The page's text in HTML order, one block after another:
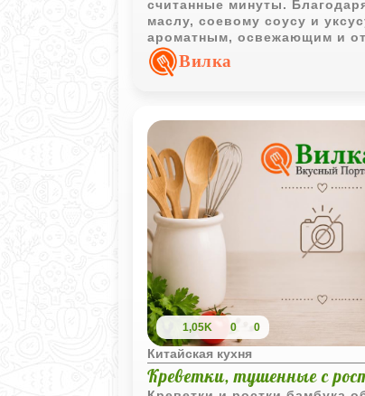
считанные минуты.
маслу, соевому соусу и
ароматным, освежающим и
основные блюда.
Вилка
1,05K 0 0
Китайская кухня
Креветки, тушенные с